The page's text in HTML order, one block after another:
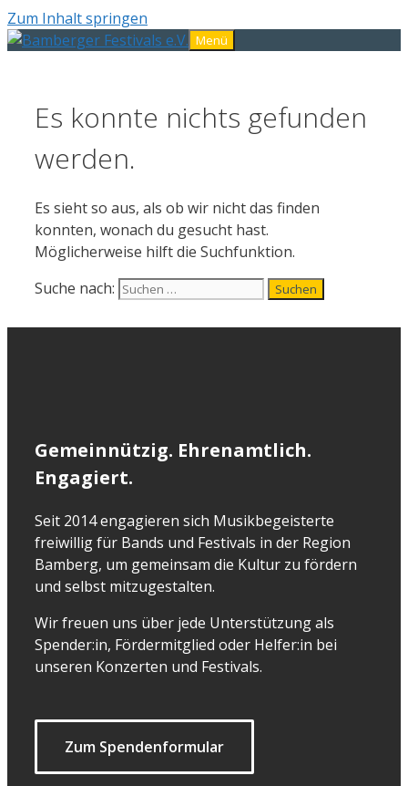
Zum Inhalt springen
Menü
Es konnte nichts gefunden
werden.
Es sieht so aus, als ob wir nicht das finden
konnten, wonach du gesucht hast.
Möglicherweise hilft die Suchfunktion.
Suche nach:
Gemeinnützig. Ehrenamtlich.
Engagiert.
Seit 2014 engagieren sich Musikbegeisterte
freiwillig für Bands und Festivals in der Region
Bamberg, um gemeinsam die Kultur zu fördern
und selbst mitzugestalten.
Wir freuen uns über jede Unterstützung als
Spender:in, Fördermitglied oder Helfer:in bei
unseren Konzerten und Festivals.
Zum Spendenformular